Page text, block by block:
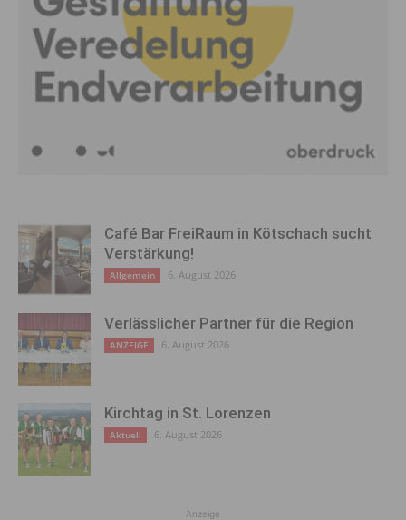
Café Bar FreiRaum in Kötschach sucht
Verstärkung!
Allgemein 6. August 2026
Verlässlicher Partner für die Region
ANZEIGE 6. August 2026
Kirchtag in St. Lorenzen
Aktuell 6. August 2026
Anzeige